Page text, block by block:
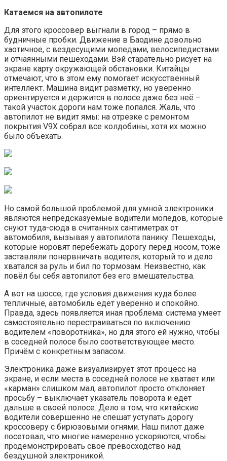
Катаемся на автопилоте
Для этого кроссовер выгнали в город – прямо в
будничные пробки. Движение в Баодине довольно
хаотичное, с вездесущими мопедами, велосипедистами
и отчаянными пешеходами. Вэй старательно рисует на
экране карту окружающей обстановки. Китайцы
отмечают, что в этом ему помогает искусственный
интеллект. Машина видит разметку, но уверенно
ориентируется и держится в полосе даже без неё –
такой участок дороги нам тоже попался. Жаль, что
автопилот не видит ямы: на отрезке с ремонтом
покрытия V9X собрал все колдобины, хотя их можно
было объехать.
Но самой большой проблемой для умной электроники
являются непредсказуемые водители мопедов, которые
снуют туда-сюда в считанных сантиметрах от
автомобиля, вызывая у автопилота панику. Пешеходы,
которые норовят перебежать дорогу перед носом, тоже
заставляли понервничать водителя, который то и дело
хватался за руль и бил по тормозам. Неизвестно, как
повёл бы себя автопилот без его вмешательства.
А вот на шоссе, где условия движения куда более
тепличные, автомобиль едет уверенно и спокойно.
Правда, здесь появляется иная проблема: система умеет
самостоятельно перестраиваться по включению
водителем «поворотника», но для этого ей нужно, чтобы
в соседней полосе было соответствующее место.
Причём с конкретным запасом.
Электроника даже визуализирует этот процесс на
экране, и если места в соседней полосе не хватает или
«карман» слишком мал, автопилот просто отклоняет
просьбу – выключает указатель поворота и едет
дальше в своей полосе. Дело в том, что китайские
водители совершенно не спешат уступать дорогу
кроссоверу с бирюзовыми огнями. Наш пилот даже
посетовал, что многие намеренно ускоряются, чтобы
продемонстрировать своё превосходство над
бездушной электроникой.